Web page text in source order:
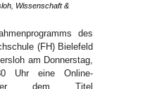
Wissenschaft &
des
(FH) Bielefeld
am Donnerstag,
Uhr eine Online-
dem Titel